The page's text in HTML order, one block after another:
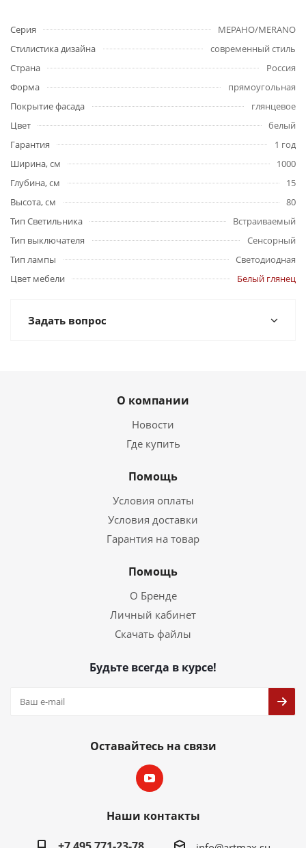
Серия
МЕРАНО/MERANO
Стилистика дизайна
современный стиль
Страна
Россия
Форма
прямоугольная
Покрытие фасада
глянцевое
Цвет
белый
Гарантия
1 год
Ширина, см
1000
Глубина, см
15
Высота, см
80
Тип Светильника
Встраиваемый
Тип выключателя
Сенсорный
Тип лампы
Светодиодная
Цвет мебели
Белый глянец
Задать вопрос
О компании
Новости
Где купить
Помощь
Условия оплаты
Условия доставки
Гарантия на товар
Помощь
О Бренде
Личный кабинет
Скачать файлы
Будьте всегда в курсе!
Оставайтесь на связи
Наши контакты